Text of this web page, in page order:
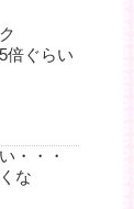
倍ぐらい
・・・
な